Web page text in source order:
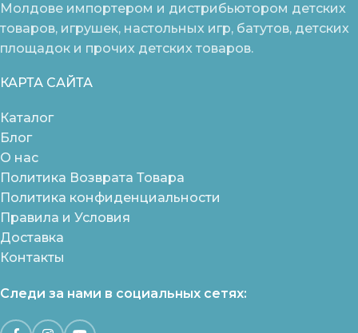
Молдове импортером и дистрибьютором детских
товаров, игрушек, настольных игр, батутов, детских
площадок и прочих детских товаров.
КАРТА САЙТА
Каталог
Блог
О нас
Политика Возврата Товара
Политика конфиденциальности
Правила и Условия
Доставка
Контакты
Следи за нами в социальных сетях: